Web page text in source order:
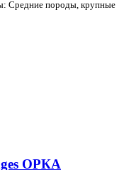
Средние породы, крупные
ОРКА